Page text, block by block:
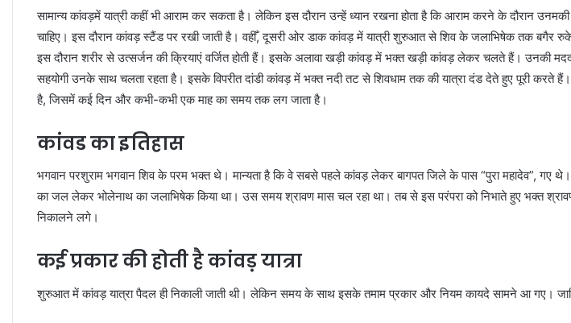
सामान्य कांवड़में यात्री कहीं भी आराम कर सकता है। लेकिन इस दौरान उन्हें ध्यान रखना होता है कि आराम करने के दौरान
चाहिए। इस दौरान कांवड़ स्टैंड पर रखी जाती है। वहीँ, दूसरी ओर डाक कांवड़ में यात्री शुरुआत से शिव के जलाभिषेक तक बगैर
इस दौरान शरीर से उत्सर्जन की क्रियाएं वर्जित होती हैं। इसके अलावा खड़ी कांवड़ में भक्त खड़ी कांवड़ लेकर चलते हैं। उनकी
सहयोगी उनके साथ चलता रहता है। इसके विपरीत दांडी कांवड़ में भक्त नदी तट से शिवधाम तक की यात्रा दंड देते हुए पूरी करते हैं।
है, जिसमें कई दिन और कभी-कभी एक माह का समय तक लग जाता है।
कांवड का इतिहास
भगवान परशुराम भगवान शिव के परम भक्त थे। मान्यता है कि वे सबसे पहले कांवड़ लेकर बागपत जिले के पास “पुरा महादेव”, गए
का जल लेकर भोलेनाथ का जलाभिषेक किया था। उस समय श्रावण मास चल रहा था। तब से इस परंपरा को निभाते हुए भक्त
निकालने लगे।
कई प्रकार की होती है कांवड़ यात्रा
शुरुआत में कांवड़ यात्रा पैदल ही निकाली जाती थी। लेकिन समय के साथ इसके तमाम प्रकार और नियम कायदे सामने आ गए।